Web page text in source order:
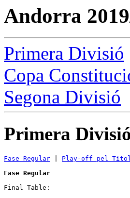
Andorra
Primera Divisió
Copa
Segona Divisió
Primera Divisió
Fase Regular Play-off pel
Fase Regular
Final Table: